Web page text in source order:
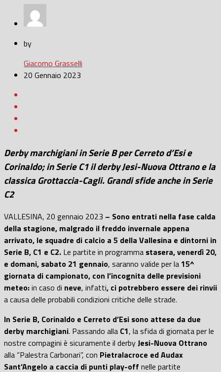
by
Giacomo Grasselli
20 Gennaio 2023
Derby marchigiani in Serie B per Cerreto d’Esi e
Corinaldo; in Serie C1 il derby Jesi-Nuova Ottrano e la
classica Grottaccia-Cagli. Grandi sfide anche in Serie
C2
VALLESINA, 20 gennaio 2023 – Sono entrati nella fase calda
della stagione, malgrado il freddo invernale appena
arrivato, le squadre di calcio a 5 della Vallesina e dintorni in
Serie B, C1 e C2. Le partite in programma stasera, venerdì 20,
e domani, sabato 21 gennaio, saranno valide per la15^
giornata di campionato, con l’incognita delle previsioni
meteo:in caso di neve, infatti, ci potrebbero essere dei rinvii
a causa delle probabili condizioni critiche delle strade.
In Serie B, Corinaldo e Cerreto d’Esi sono attese da due
derby marchigiani. Passando alla C1, la sfida di giornata per le
nostre compagini è sicuramente il derbyJesi-Nuova Ottrano
alla “Palestra Carbonari”, con Pietralacroce ed Audax
Sant’Angelo a caccia di punti play-off nelle partite